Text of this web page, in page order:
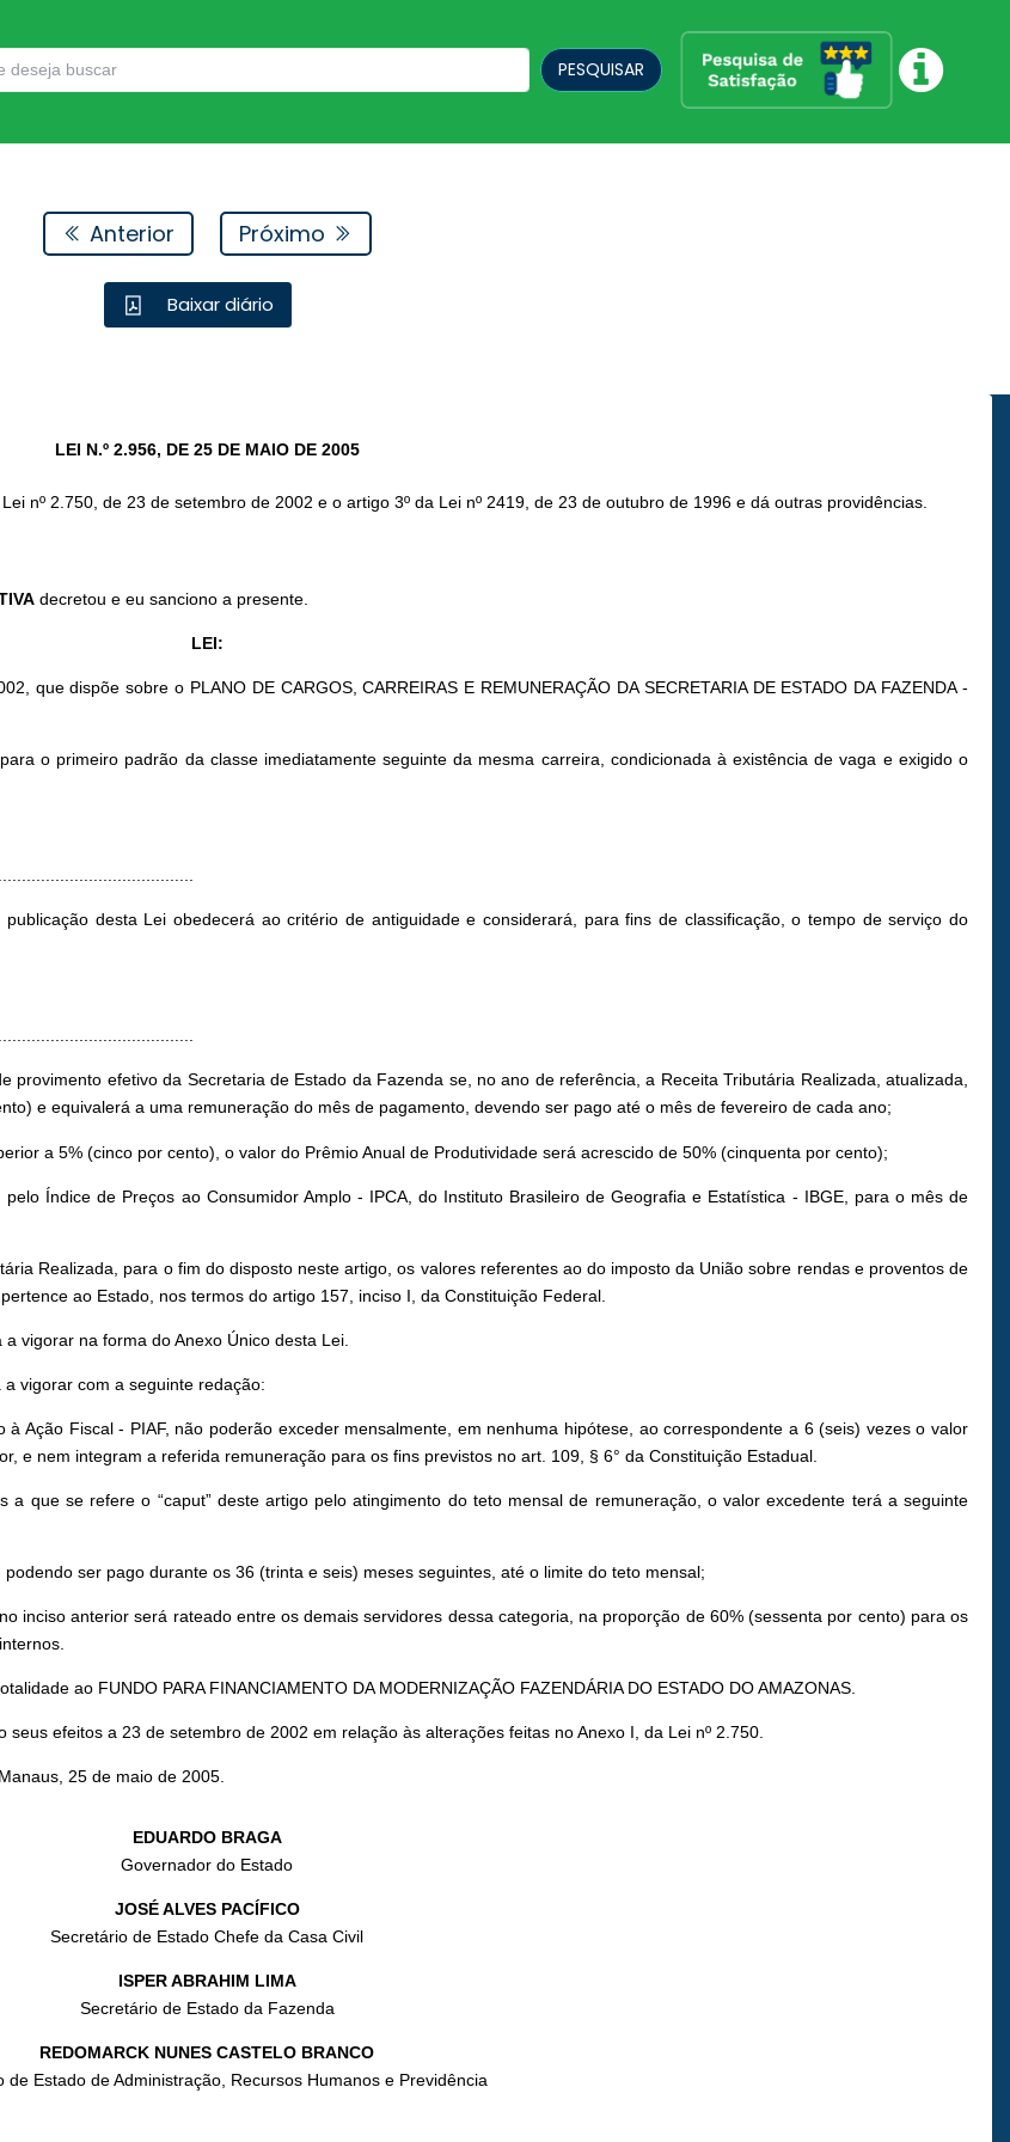
PESQUISAR
Anterior
Próximo
Baixar diário
LEI N.º 2.956, DE 25 DE MAIO DE 2005
nº 2.750, de 23 de setembro de 2002 e o artigo 3º da Lei nº 2419, de 23 de outubro de 1996 e dá outras providências.
decretou e eu sanciono a presente.
LEI:
que dispõe sobre o PLANO DE CARGOS, CARREIRAS E REMUNERAÇÃO DA SECRETARIA DE ESTADO DA FAZENDA -
o primeiro padrão da classe imediatamente seguinte da mesma carreira, condicionada à existência de vaga e exigido o
desta Lei obedecerá ao critério de antiguidade e considerará, para fins de classificação, o tempo de serviço do
efetivo da Secretaria de Estado da Fazenda se, no ano de referência, a Receita Tributária Realizada, atualizada,
e equivalerá a uma remuneração do mês de pagamento, devendo ser pago até o mês de fevereiro de cada ano;
a 5% (cinco por cento), o valor do Prêmio Anual de Produtividade será acrescido de 50% (cinquenta por cento);
Índice de Preços ao Consumidor Amplo - IPCA, do Instituto Brasileiro de Geografia e Estatística - IBGE, para o mês de
Realizada, para o fim do disposto neste artigo, os valores referentes ao do imposto da União sobre rendas e proventos de
ao Estado, nos termos do artigo 157, inciso I, da Constituição Federal.
vigorar na forma do Anexo Único desta Lei.
vigorar com a seguinte redação:
Ação Fiscal - PIAF, não poderão exceder mensalmente, em nenhuma hipótese, ao correspondente a 6 (seis) vezes o valor
e nem integram a referida remuneração para os fins previstos no art. 109, § 6° da Constituição Estadual.
a que se refere o “caput” deste artigo pelo atingimento do teto mensal de remuneração, o valor excedente terá a seguinte
ser pago durante os 36 (trinta e seis) meses seguintes, até o limite do teto mensal;
inciso anterior será rateado entre os demais servidores dessa categoria, na proporção de 60% (sessenta por cento) para os
ao FUNDO PARA FINANCIAMENTO DA MODERNIZAÇÃO FAZENDÁRIA DO ESTADO DO AMAZONAS.
efeitos a 23 de setembro de 2002 em relação às alterações feitas no Anexo I, da Lei nº 2.750.
Manaus, 25 de maio de 2005.
EDUARDO BRAGA
Governador do Estado
JOSÉ ALVES PACÍFICO
Secretário de Estado Chefe da Casa Civil
ISPER ABRAHIM LIMA
Secretário de Estado da Fazenda
REDOMARCK NUNES CASTELO BRANCO
de Estado de Administração, Recursos Humanos e Previdência